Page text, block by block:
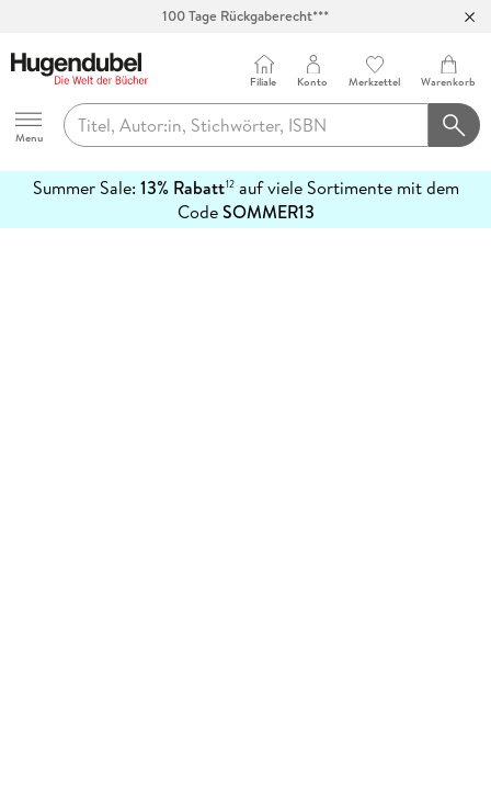
100 Tage Rückgaberecht***
Hugendubel
Menu
Filiale Konto Merkzettel Warenkorb
Summer Sale: 13% Rabatt12auf viele Sortimente mit dem
CodeSOMMER13
erfahren